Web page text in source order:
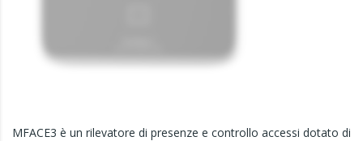
MFACE3 è un rilevatore di presenze e controllo accessi dotato di